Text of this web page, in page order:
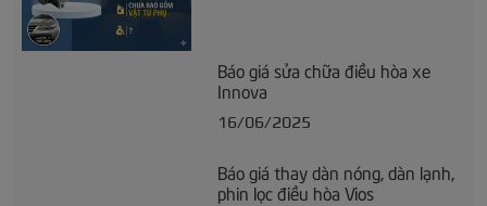
Báo giá sửa chữa điều hòa xe
Innova
16/06/2025
Báo giá thay dàn nóng, dàn lạnh,
phin lọc điều hòa Vios